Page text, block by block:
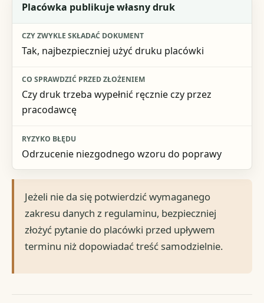
Placówka publikuje własny druk
Tak, najbezpieczniej użyć druku placówki
Czy druk trzeba wypełnić ręcznie czy przez
pracodawcę
Odrzucenie niezgodnego wzoru do poprawy
Jeżeli nie da się potwierdzić wymaganego
zakresu danych z regulaminu, bezpieczniej
złożyć pytanie do placówki przed upływem
terminu niż dopowiadać treść samodzielnie.